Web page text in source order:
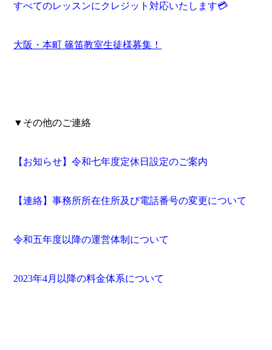
すべてのレッスンにクレジット対応いたします💳
大阪・本町 篠笛教室生徒様募集！
▼その他のご連絡
【お知らせ】令和七年度定休日設定のご案内
【連絡】事務所所在住所及び電話番号の変更について
令和五年度以降の運営体制について
2023年4月以降の料金体系について